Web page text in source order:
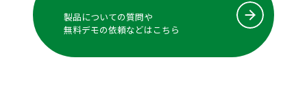
補助金 製品情報 部門別
製品についての質問や
無料デモの依頼などはこちら